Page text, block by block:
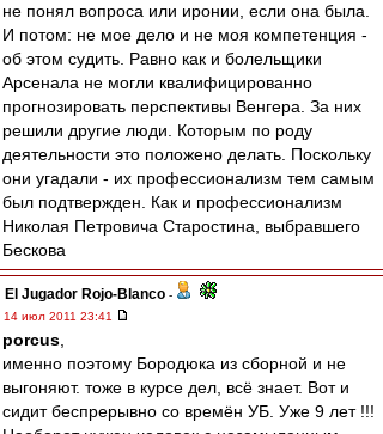
не понял вопроса или иронии, если она была.
И потом: не мое дело и не моя компетенция -
об этом судить. Равно как и болельщики
Арсенала не могли квалифицированно
прогнозировать перспективы Венгера. За них
решили другие люди. Которым по роду
деятельности это положено делать. Поскольку
они угадали - их профессионализм тем самым
был подтвержден. Как и профессионализм
Николая Петровича Старостина, выбравшего
Бескова
El Jugador Rojo-Blanco -
14 июл 2011 23:41
porcus
именно поэтому Бородюка из сборной и не
выгоняют. тоже в курсе дел, всё знает. Вот и
сидит беспрерывно со времён УБ. Уже 9 лет !!!